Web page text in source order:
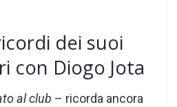
dei suoi
con Diogo Jota
al club – ricorda ancora